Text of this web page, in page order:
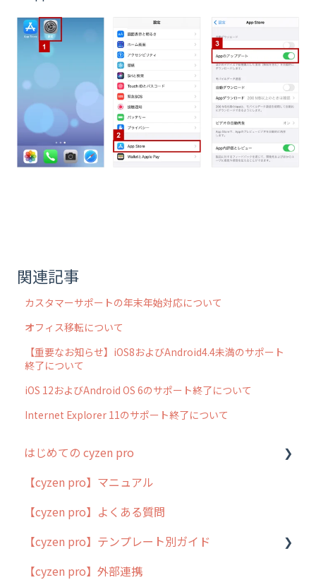
関連記事
カスタマーサポートの年末年始対応について
オフィス移転について
【重要なお知らせ】iOS8およびAndroid4.4未満のサポート
終了について
iOS 12およびAndroid OS 6のサポート終了について
Internet Explorer 11のサポート終了について
はじめての cyzen pro
cyzen pro とは？
簡易マニュアル
cyzen proの位置情報取得について
用語集
【cyzen pro】マニュアル
【cyzen pro】よくある質問
【cyzen pro】テンプレート別ガイド
ポスティング
【cyzen pro】外部連携